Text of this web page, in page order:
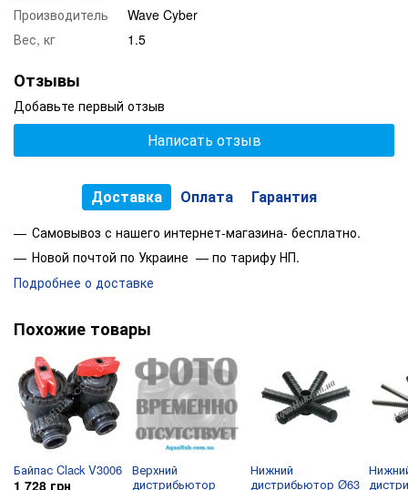
Производитель
Wave Cyber
Вес, кг
1.5
Отзывы
Добавьте первый отзыв
Написать отзыв
Доставка Оплата Гарантия
Самовывоз с нашего интернет-магазина- бесплатно.
Новой почтой по Украине — по тарифу НП.
Подробнее о доставке
Похожие товары
Байпас Clack V3006
1 728 грн
Верхний
дистрибьютор
Нижний
дистрибьютор Ø63